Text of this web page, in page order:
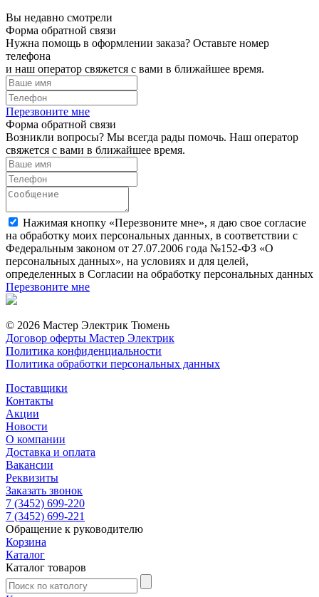
Вы недавно смотрели
Форма обратной связи
Нужна помощь в оформлении заказа? Оставьте номер
телефона
и наш оператор свяжется с вами в ближайшее время.
Перезвоните мне
Форма обратной связи
Возникли вопросы? Мы всегда рады помочь. Наш оператор
свяжется с вами в ближайшее время.
Нажимая кнопку «Перезвоните мне», я даю свое согласие
на обработку моих персональных данных, в соответствии с
Федеральным законом от 27.07.2006 года №152-ФЗ «О
персональных данных», на условиях и для целей,
определенных в Согласии на обработку персональных данных
Перезвоните мне
© 2026 Мастер Электрик Тюмень
Договор оферты Мастер Электрик
Политика конфиденциальности
Политика обработки персональных данных
Поставщики
Контакты
Акции
Новости
О компании
Доставка и оплата
Вакансии
Реквизиты
Заказать звонок
7 (3452) 699-220
7 (3452) 699-221
Обращение к руководителю
Корзина
Каталог
Каталог товаров